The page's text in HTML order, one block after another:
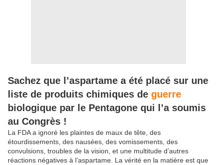
Sachez que l’aspartame a été placé sur une
liste de produits chimiques de guerre
biologique par le Pentagone qui l’a soumis
au Congrès !
La FDA a ignoré les plaintes de maux de tête, des
étourdissements, des nausées, des vomissements, des
convulsions, troubles de la vision, et une multitude d’autres
réactions négatives à l’aspartame. La vérité en la matière est que